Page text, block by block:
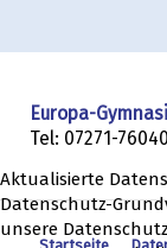
Europa-
Tel: 07271-
Aktualisierte
Datenschutz-
unsere